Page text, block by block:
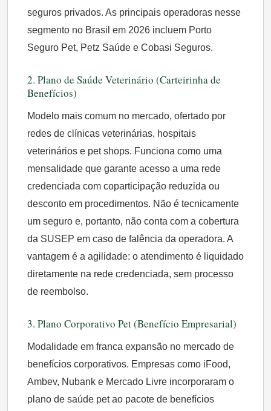
seguros privados. As principais operadoras nesse
segmento no Brasil em 2026 incluem Porto
Seguro Pet, Petz Saúde e Cobasi Seguros.
2. Plano de Saúde Veterinário (Carteirinha de
Benefícios)
Modelo mais comum no mercado, ofertado por
redes de clínicas veterinárias, hospitais
veterinários e pet shops. Funciona como uma
mensalidade que garante acesso a uma rede
credenciada com coparticipação reduzida ou
desconto em procedimentos. Não é tecnicamente
um seguro e, portanto, não conta com a cobertura
da SUSEP em caso de falência da operadora. A
vantagem é a agilidade: o atendimento é liquidado
diretamente na rede credenciada, sem processo
de reembolso.
3. Plano Corporativo Pet (Benefício Empresarial)
Modalidade em franca expansão no mercado de
benefícios corporativos. Empresas como iFood,
Ambev, Nubank e Mercado Livre incorporaram o
plano de saúde pet ao pacote de benefícios